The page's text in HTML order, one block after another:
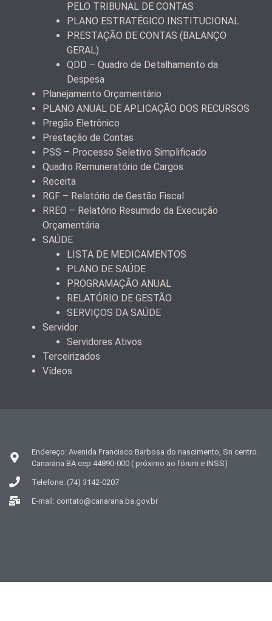
PELO TRIBUNAL DE CONTAS
PLANO ESTRATÉGICO INSTITUCIONAL
PRESTAÇÃO DE CONTAS (BALANÇO
GERAL)
QDD – Quadro de Detalhamento da
Despesa
Planejamento Orçamentário
PLANO ANUAL DE APLICAÇÃO DOS RECURSOS
Pregão Eletrônico
Prestação de Contas
PSS – Processo Seletivo Simplificado
Quadro Remuneratório de Cargos
Receita
RGF – Relatório de Gestão Fiscal
RREO – Relatório Resumido da Execução
Orçamentária
SAÚDE
LISTA DE MEDICAMENTOS
PLANO DE SAÚDE
PROGRAMAÇÃO ANUAL
RELATÓRIO DE GESTÃO
SERVIÇOS DA SAÚDE
Servidor
Servidores Ativos
Terceirizados
Vídeos
Endereço: Avenida Francisco Barbosa do nascimento, Sn centro.
Canarana BA cep 44890-000 ( próximo ao fórum e INSS)
Telefone: (74) 3142-0207
E-mail: contato@canarana.ba.gov.br